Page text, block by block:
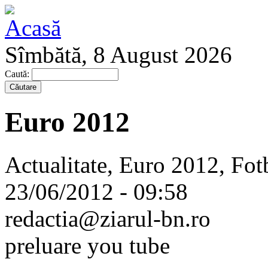
Sîmbătă, 8 August 2026
Caută:
Euro 2012
Actualitate, Euro 2012,
23/06/2012 - 09:58
redactia@ziarul-bn.ro
preluare you tube